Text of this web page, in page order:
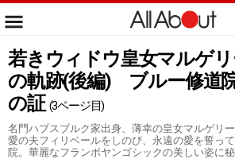
若きウィドウ皇女マルゲ
の軌跡(後編) ブルー修道
の証 (3ページ目)
名門ハプスブルク家出身、薄幸の皇女マルゲリ
愛の夫フィリベールをしのび、永遠の愛を誓っ
院。華麗なフランボヤンゴシックの美しい姿に